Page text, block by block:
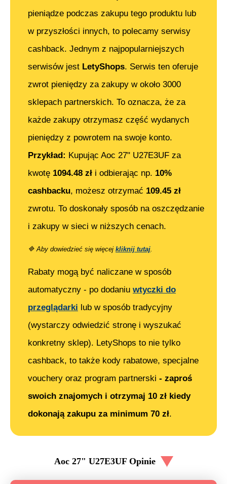
pieniądze podczas zakupu tego produktu lub
w przyszłości innych, to polecamy serwisy
cashback. Jednym z najpopularniejszych
serwisów jest LetyShops. Serwis ten oferuje
zwrot pieniędzy za zakupy w około 3000
sklepach partnerskich. To oznacza, że za
każde zakupy otrzymasz część wydanych
pieniędzy z powrotem na swoje konto.
Przykład: Kupując Aoc 27" U27E3UF za
kwotę 1094.48 zł i odbierając np. 10%
cashbacku, możesz otrzymać 109.45 zł
zwrotu. To doskonały sposób na oszczędzanie
i zakupy w sieci w niższych cenach.
🔷 Aby dowiedzieć się więcej kliknij tutaj.
Rabaty mogą być naliczane w sposób
automatyczny - po dodaniu wtyczki do
przeglądarki lub w sposób tradycyjny
(wystarczy odwiedzić stronę i wyszukać
konkretny sklep). LetyShops to nie tylko
cashback, to także kody rabatowe, specjalne
vouchery oraz program partnerski - zaproś
swoich znajomych i otrzymaj 10 zł kiedy
dokonają zakupu za minimum 70 zł.
Aoc 27" U27E3UFOpinie